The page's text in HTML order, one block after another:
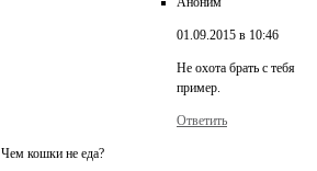
01.09.2015 в 10:46
Не охота брать с тебя
пример.
Ответить
Чем кошки не еда?